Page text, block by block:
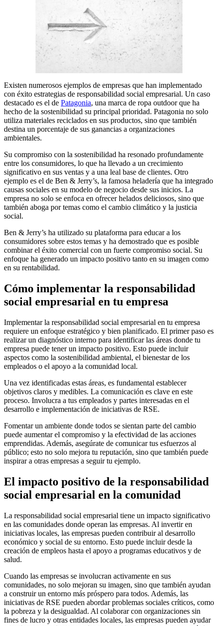
Existen numerosos ejemplos de empresas que han implementado
con éxito estrategias de responsabilidad social empresarial. Un caso
destacado es el de Patagonia, una marca de ropa outdoor que ha
hecho de la sostenibilidad su principal prioridad. Patagonia no solo
utiliza materiales reciclados en sus productos, sino que también
destina un porcentaje de sus ganancias a organizaciones
ambientales.
Su compromiso con la sostenibilidad ha resonado profundamente
entre los consumidores, lo que ha llevado a un crecimiento
significativo en sus ventas y a una leal base de clientes. Otro
ejemplo es el de Ben & Jerry’s, la famosa heladería que ha integrado
causas sociales en su modelo de negocio desde sus inicios. La
empresa no solo se enfoca en ofrecer helados deliciosos, sino que
también aboga por temas como el cambio climático y la justicia
social.
Ben & Jerry’s ha utilizado su plataforma para educar a los
consumidores sobre estos temas y ha demostrado que es posible
combinar el éxito comercial con un fuerte compromiso social. Su
enfoque ha generado un impacto positivo tanto en su imagen como
en su rentabilidad.
Cómo implementar la responsabilidad
social empresarial en tu empresa
Implementar la responsabilidad social empresarial en tu empresa
requiere un enfoque estratégico y bien planificado. El primer paso es
realizar un diagnóstico interno para identificar las áreas donde tu
empresa puede tener un impacto positivo. Esto puede incluir
aspectos como la sostenibilidad ambiental, el bienestar de los
empleados o el apoyo a la comunidad local.
Una vez identificadas estas áreas, es fundamental establecer
objetivos claros y medibles. La comunicación es clave en este
proceso. Involucra a tus empleados y partes interesadas en el
desarrollo e implementación de iniciativas de RSE.
Fomentar un ambiente donde todos se sientan parte del cambio
puede aumentar el compromiso y la efectividad de las acciones
emprendidas. Además, asegúrate de comunicar tus esfuerzos al
público; esto no solo mejora tu reputación, sino que también puede
inspirar a otras empresas a seguir tu ejemplo.
El impacto positivo de la responsabilidad
social empresarial en la comunidad
La responsabilidad social empresarial tiene un impacto significativo
en las comunidades donde operan las empresas. Al invertir en
iniciativas locales, las empresas pueden contribuir al desarrollo
económico y social de su entorno. Esto puede incluir desde la
creación de empleos hasta el apoyo a programas educativos y de
salud.
Cuando las empresas se involucran activamente en sus
comunidades, no solo mejoran su imagen, sino que también ayudan
a construir un entorno más próspero para todos. Además, las
iniciativas de RSE pueden abordar problemas sociales críticos, como
la pobreza y la desigualdad. Al colaborar con organizaciones sin
fines de lucro y otras entidades locales, las empresas pueden ayudar